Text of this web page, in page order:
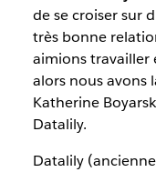
de se croiser sur
très bonne
aimions travailler
alors nous avons
Katherine
Datalily.
Datalily